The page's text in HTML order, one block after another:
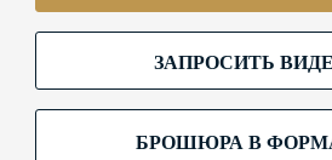
ЗАПРОСИТЬ
БРОШЮРА В